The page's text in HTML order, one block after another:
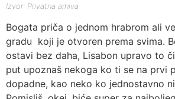
Izvor: Privatna arhiva
Bogata priča o jednom hrabrom ali
gradu koji je otvoren prema svima.
ostavi bez daha, Lisabon upravo to
put upoznaš nekoga ko ti se na prvi
dopadne, kao neko ko jednostavno